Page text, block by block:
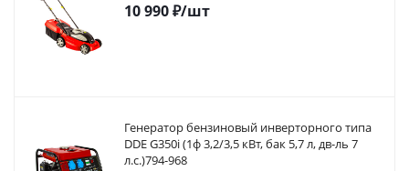
10 990₽/шт
Генератор бензиновый инверторного типа
DDE G350i (1ф 3,2/3,5 кВт, бак 5,7 л, дв-ль 7
л.с.)794-968